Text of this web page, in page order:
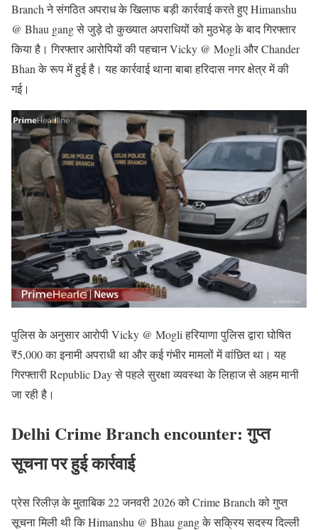
Branch ने संगठित अपराध के खिलाफ बड़ी कार्रवाई करते हुए Himanshu
@ Bhau gang से जुड़े दो कुख्यात अपराधियों को मुठभेड़ के बाद गिरफ्तार
किया है। गिरफ्तार आरोपियों की पहचान Vicky @ Mogli और Chander
Bhan के रूप में हुई है। यह कार्रवाई थाना बाबा हरिदास नगर क्षेत्र में की
गई।
पुलिस के अनुसार आरोपी Vicky @ Mogli हरियाणा पुलिस द्वारा घोषित
₹5,000 का इनामी अपराधी था और कई गंभीर मामलों में वांछित था। यह
गिरफ्तारी Republic Day से पहले सुरक्षा व्यवस्था के लिहाज से अहम मानी
जा रही है।
Delhi Crime Branch encounter: गुप्त
सूचना पर हुई कार्रवाई
प्रेस रिलीज़ के मुताबिक 22 जनवरी 2026 को Crime Branch को गुप्त
सूचना मिली थी कि Himanshu @ Bhau gang के सक्रिय सदस्य दिल्ली